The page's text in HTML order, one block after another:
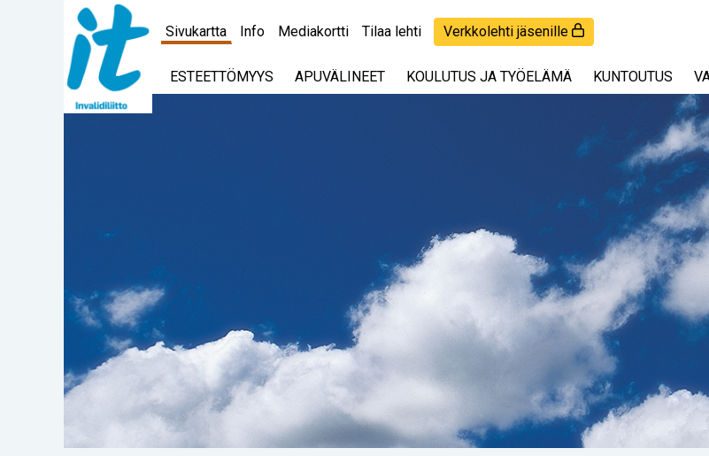
Sivukartta Info Mediakortti Tilaa lehti Verkkolehti jäsenille
ESTEETTÖMYYS APUVÄLINEET KOULUTUS JA TYÖELÄMÄ KUNTOUTUS